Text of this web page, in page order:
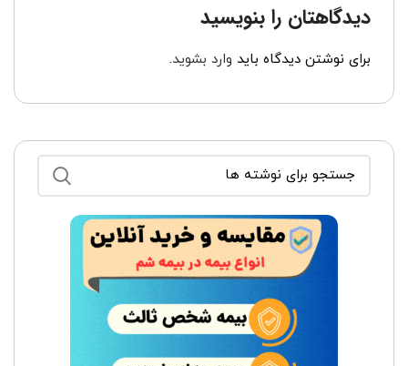
دیدگاهتان را بنویسید
برای نوشتن دیدگاه باید وارد بشوید.